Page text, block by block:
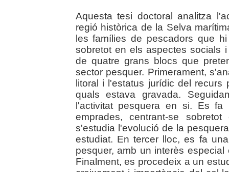
Aquesta tesi doctoral analitza
regió històrica de la Selva
les famílies de pescadors que
sobretot en els aspectes socials
de quatre grans blocs que
sector pesquer. Primerament,
litoral i l'estatus jurídic del
quals estava gravada.
l'activitat pesquera en si. Es
emprades, centrant-se
s'estudia l'evolució de la
estudiat. En tercer lloc, es fa
pesquer, amb un interès
Finalment, es procedeix a un